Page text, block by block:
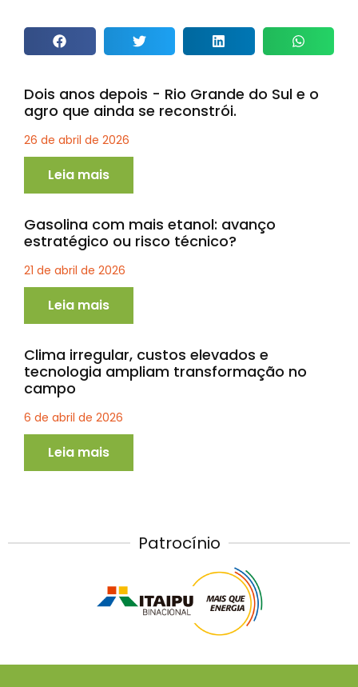
Dois anos depois - Rio Grande do Sul e o
agro que ainda se reconstrói.
26 de abril de 2026
Leia mais
Gasolina com mais etanol: avanço
estratégico ou risco técnico?
21 de abril de 2026
Leia mais
Clima irregular, custos elevados e
tecnologia ampliam transformação no
campo
6 de abril de 2026
Leia mais
Patrocínio